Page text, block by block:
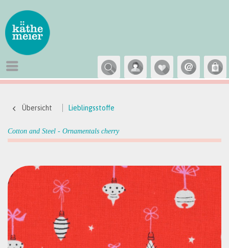
Übersicht Lieblingsstoffe
Cotton and Steel - Ornamentals cherry